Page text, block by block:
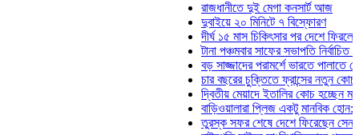
রাজধানীতে দুই মেগা কনসার্ট আজ
দুবাইয়ে ২০ মিনিটে ৭ বিস্ফোরণ
দীর্ঘ ১৫ মাস চিকিৎসার পর দেশে ফিরলেন
টানা পঞ্চমবার সাফের সভাপতি নির্বাচিত কাজী
বড় সাজ্জাদের পরামর্শে ভারতে পালাতে
চার বছরের চুক্তিতে ফ্রান্সের নতুন কোচ জিদান
দ্বিতীয় মেয়াদে ইতালির কোচ হচ্ছেন মানচিনি
বাড়িওয়ালারা প্লিজ একটু মানবিক হোন: মনিরা
তুরস্ক সফর শেষে দেশে ফিরেছেন সেনাপ্রধান